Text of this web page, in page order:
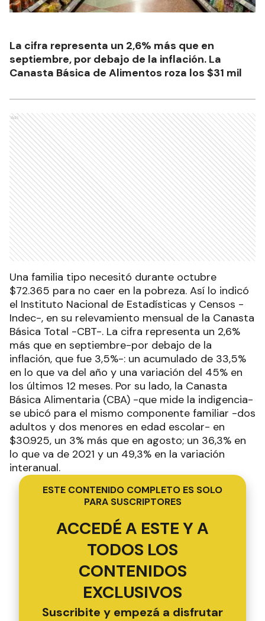
La cifra representa un 2,6% más que en
septiembre, por debajo de la inflación. La
Canasta Básica de Alimentos roza los $31 mil
Ads
Una familia tipo necesitó durante octubre
$72.365 para no caer en la pobreza. Así lo indicó
el Instituto Nacional de Estadísticas y Censos -
Indec-, en su relevamiento mensual de la Canasta
Básica Total -CBT-. La cifra representa un 2,6%
más que en septiembre-por debajo de la
inflación, que fue 3,5%-: un acumulado de 33,5%
en lo que va del año y una variación del 45% en
los últimos 12 meses. Por su lado, la Canasta
Básica Alimentaria (CBA) -que mide la indigencia-
se ubicó para el mismo componente familiar -dos
adultos y dos menores en edad escolar- en
$30.925, un 3% más que en agosto; un 36,3% en
lo que va de 2021 y un 49,3% en la variación
interanual.
ESTE CONTENIDO COMPLETO ES SOLO
PARA SUSCRIPTORES
ACCEDÉ A ESTE Y A
TODOS LOS
CONTENIDOS
EXCLUSIVOS
Suscribite y empezá a disfrutar